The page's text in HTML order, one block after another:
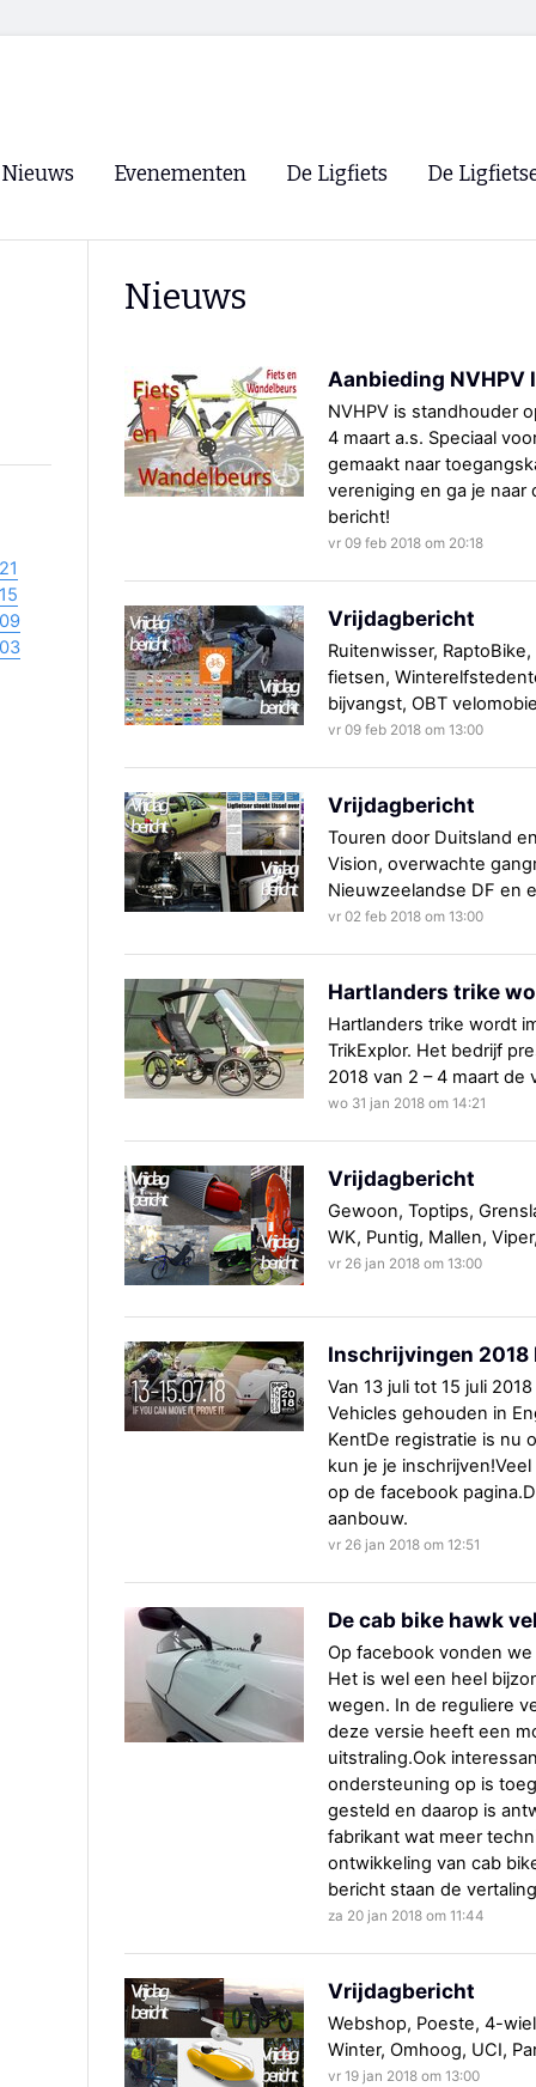
Nieuws Evenementen
Paastreffen
CycleVision
De Ligfiets De
Lokale
EHPVA &
Nieuws
Aanbieding NVHPV
NVHPV is standhouder
4 maart a.s. Speciaal
gemaakt naar
vereniging en ga je
bericht!
vr 09 feb 2018 om 20:18
Vrijdagbericht
Ruitenwisser,
fietsen,
bijvangst, OBT
vr 09 feb 2018 om 13:00
Vrijdagbericht
Touren door Duitsland
Vision, overwachte
Nieuwzeelandse DF en
vr 02 feb 2018 om 13:00
Hartlanders trike
Hartlanders trike wordt
TrikExplor. Het bedrijf
2018 van 2 – 4 maart
wo 31 jan 2018 om 14:21
Vrijdagbericht
Gewoon, Toptips,
WK, Puntig, Mallen,
vr 26 jan 2018 om 13:00
Inschrijvingen 2018
Van 13 juli tot 15 juli
Vehicles gehouden in
KentDe registratie is nu
kun je je
op de facebook
aanbouw.
vr 26 jan 2018 om 12:51
De cab bike hawk
Op facebook vonden
Het is wel een heel
wegen. In de reguliere
deze versie heeft een
uitstraling.Ook
ondersteuning op is
gesteld en daarop is
fabrikant wat meer
ontwikkeling van cab
bericht staan de
za 20 jan 2018 om 11:44
Vrijdagbericht
Webshop, Poeste, 4-
Winter, Omhoog, UCI,
vr 19 jan 2018 om 13:00